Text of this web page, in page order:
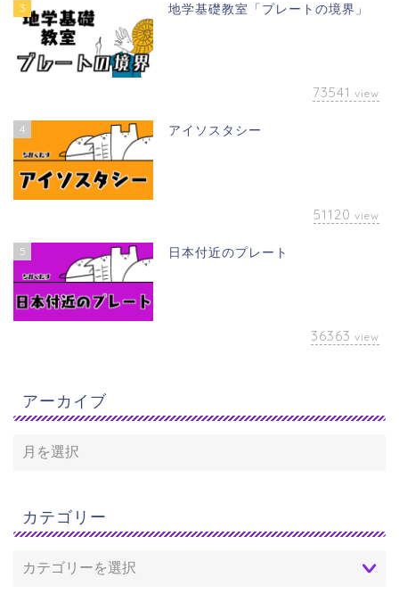
3 地学基礎教室「プレートの境界」
73541 view
4 アイソスタシー
51120 view
5 日本付近のプレート
36363 view
アーカイブ
カテゴリー